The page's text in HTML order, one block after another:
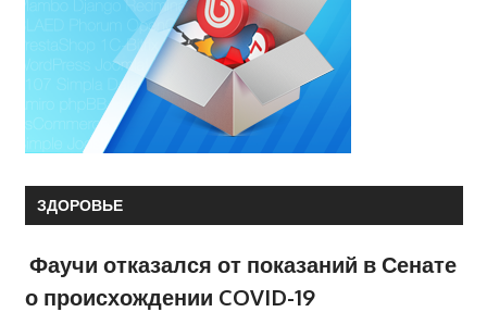
ЗДОРОВЬЕ
Фаучи отказался от показаний в Сенате
о происхождении COVID-19